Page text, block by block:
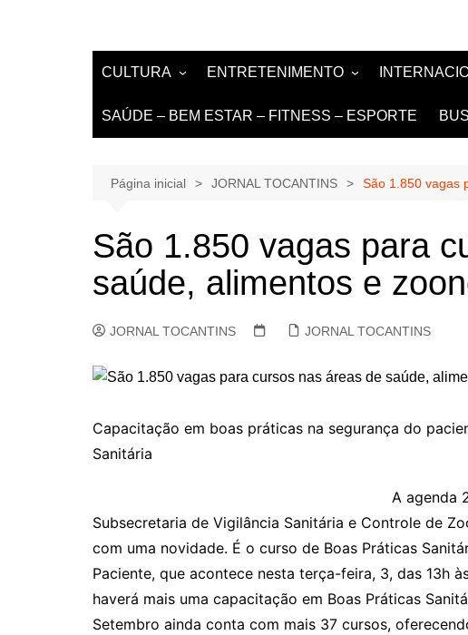
CULTURA
LITERATURA
LIVROS E AUTORES
INTERNET
ENTRETENIMENTO
MÚSICA
EVENTOS
NOTÍCIA
DESIGN
SAÚDE – BEM ESTAR – FITNESS – ESPORTE
Página inicial JORNAL TOCANTINS São 1.850 vagas
São 1.850 vagas para
saúde, alimentos e
JORNAL TOCANTINS JORNAL TOCANTINS
Capacitação em boas práticas na segurança do
Sanitária
A agenda
Subsecretaria de Vigilância Sanitária e Controle de
com uma novidade. É o curso de Boas Práticas
Paciente, que acontece nesta terça-feira, 3, das 13h
haverá mais uma capacitação em Boas Práticas
Setembro ainda conta com mais 37 cursos,